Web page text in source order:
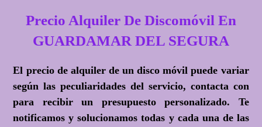
Precio Alquiler De Discomóvil En
GUARDAMAR DEL SEGURA
El precio de alquiler de un disco móvil puede variar
según las peculiaridades del servicio, contacta con
para recibir un presupuesto personalizado. Te
notificamos y solucionamos todas y cada una de las